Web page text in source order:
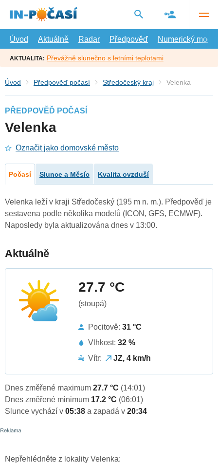
hlavní
Úvod
Aktuálně Radar Předpověď Numerický model
AKTUALITA: Převážně slunečno s letními teplotami
Úvod Předpověď počasí Středočeský kraj Velenka
PŘEDPOVĚĎ POČASÍ
Velenka
Označit jako domovské město
Počasí Slunce a Měsíc Kvalita ovzduší
Velenka leží v kraji Středočeský (195 m n. m.). Předpověď je
sestavena podle několika modelů (ICON, GFS, ECMWF).
Naposledy byla aktualizována dnes v 13:00.
Aktuálně
27.7 °C
(stoupá)
Pocitově: 31 °C
Vlhkost: 32 %
Vítr:
JZ, 4 km/h
Dnes změřené maximum 27.7 °C (14:01)
Dnes změřené minimum 17.2 °C (06:01)
Slunce vychází v 05:38 a zapadá v 20:34
Nepřehlédněte z lokality Velenka: